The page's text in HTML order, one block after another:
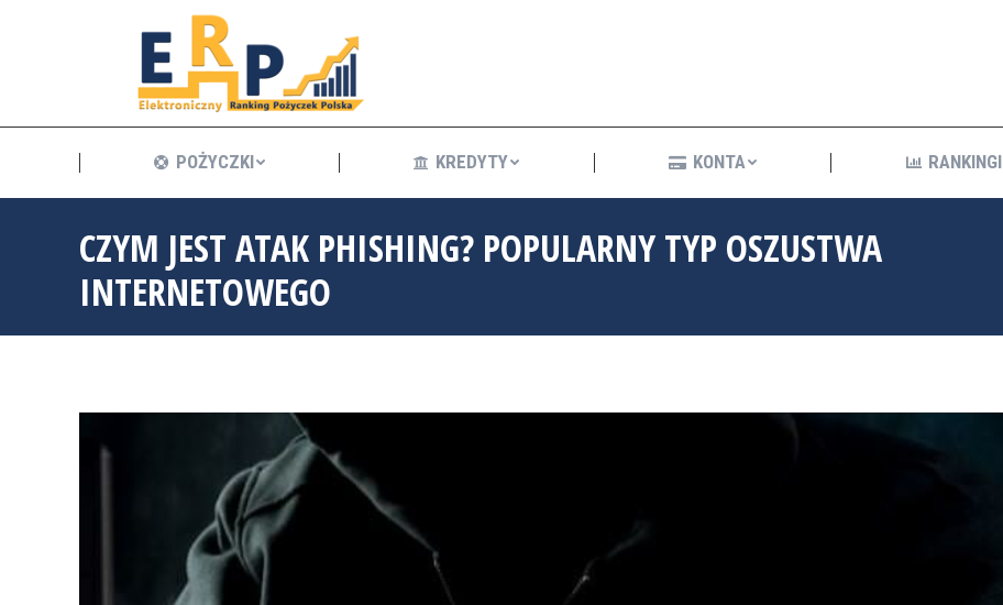
POŻYCZKI KREDYTY KONTA RANKINGI
CZYM JEST ATAK PHISHING? POPULARNY TYP OSZUSTWA
INTERNETOWEGO
POŻYCZKI